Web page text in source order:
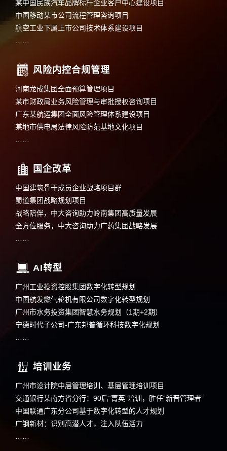
某中国民族汽车品牌标杆企业客户中心建设项目
中国移动某市公司流程管理咨询项目
航空工业下属上市公司技术体系建设项目
风险内控合规管理
河南龙成集团全面预算管理项目
某市财政局业务风险管理与审批授权咨询项目
广东某航运集团全面风险管理体系建设项目
某地市供电局法律风险防范基地文化项目
国企改革
中国建筑骨干成员企业战略项目群
蜀道集团战略规划项目
战略陪伴，中大咨询助力岭南集团高质量发展
全方位服务，中大咨询助力广药集团战略发展
AI转型
广州工业投资控股集团数字化转型规划
中国航发燃气轮机有限公司数字化转型规划
广州市水务投资集团智慧水务规划（1期+2期）
宁德时代子公司-广东邦普循环科技数字化规划
培训业务
广州市设计院中层管理培训、基层管理培训项目
交通银行某南方省分行：90后“菁英”培训，胜任“新晋管理者”
中国联通广东分公司基于数字化转型的人才规划
广钢新材：识别高潜人才，注入队伍活力